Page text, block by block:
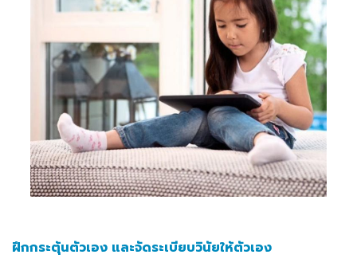
ฝึกกระตุ้นตัวเอง และจัดระเบียบวินัยให้ตัวเอง